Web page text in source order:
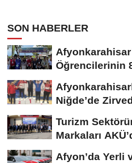
SON HABERLER
Öğrencilerinin
Niğde’de
Turizm
Markaları
Afyon’da Yerli